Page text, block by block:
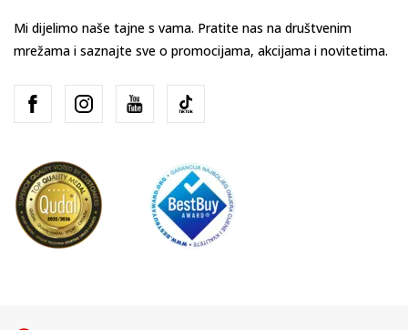
Mi dijelimo naše tajne s vama. Pratite nas na društvenim
mrežama i saznajte sve o promocijama, akcijama i novitetima.